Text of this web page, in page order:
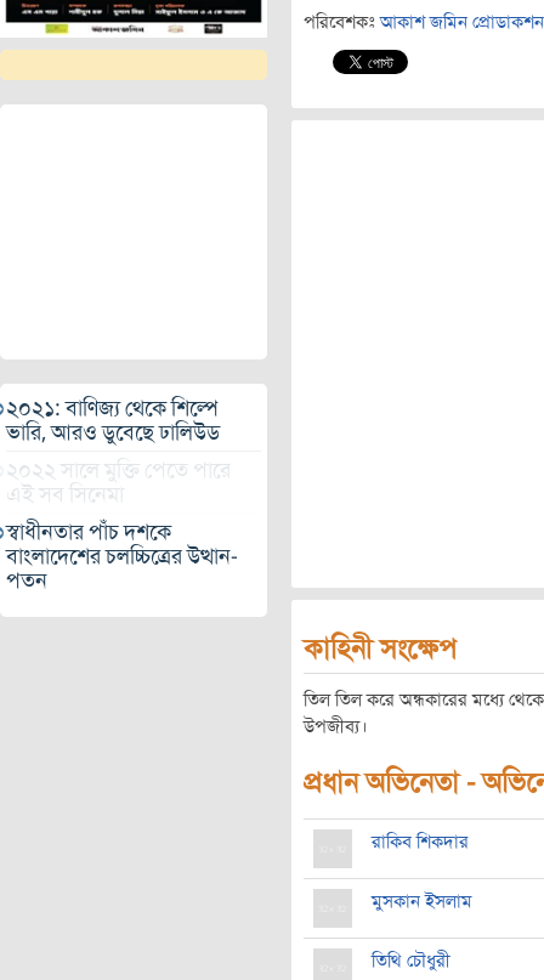
২০২১: বাণিজ্য থেকে শিল্পে
ভারি, আরও ডুবেছে ঢালিউড
২০২২ সালে মুক্তি পেতে পারে
এই সব সিনেমা
স্বাধীনতার পাঁচ দশকে
বাংলাদেশের চলচ্চিত্রের উত্থান-
পতন
পরিবেশকঃ আকাশ জমিন প্রোডাকশন
কাহিনী সংক্ষেপ
তিল তিল করে অন্ধকারের মধ্যে
উপজীব্য।
প্রধান অভিনেতা -
রাকিব শিকদার
মুসকান ইসলাম
তিথি চৌধুরী